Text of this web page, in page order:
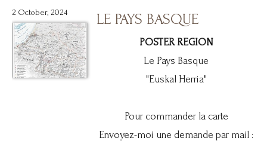
2 October, 2024 LE PAYS BASQUE
POSTER REGION
Le Pays Basque
"Euskal Herria"
Pour commander la carte
Envoyez-moi une demande par mail :